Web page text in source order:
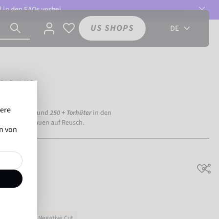
in denFAQsvorbei.
US SHOPS DE
X NC
Dortmund) und 250 + Torhüter in den
vertrauen auf Reusch.
von